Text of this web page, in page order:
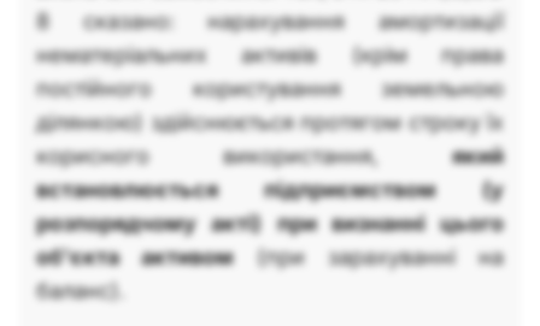
8 сказано: нарахування амортизації
нематеріальних активів (крім права
постійного користування земельною
ділянкою) здійснюється протягом строку їх
корисного використання,який
встановлюється підприємством (у
розпорядчому акті) при визнанні цього
об'єкта активом
(при зарахуванні на
баланс).